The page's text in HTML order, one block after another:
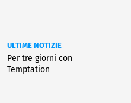
ULTIME NOTIZIE
Per tre giorni con
Temptation